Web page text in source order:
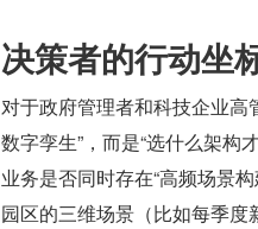
决策者的行动坐
对于政府管理者和科技企业高
数字孪生”，而是“选什么架构
业务是否同时存在“高频场景
园区的三维场景（比如每季